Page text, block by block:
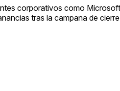
corporativos como
tras la campana de